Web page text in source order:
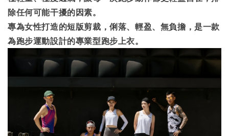
除任何可能干擾的因素。
專為女性打造的短版剪裁，俐落、輕盈、無負擔，是一款
為跑步運動設計的專業型跑步上衣。